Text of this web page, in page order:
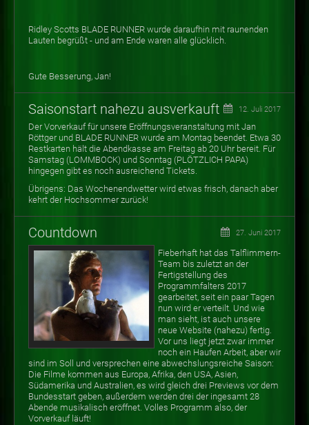
Ridley Scotts BLADE RUNNER wurde daraufhin mit raunenden
Lauten begrüßt - und am Ende waren alle glücklich.
Gute Besserung, Jan!
Saisonstart nahezu ausverkauft 12. Juli 2017
Der Vorverkauf für unsere Eröffnungsveranstaltung mit Jan
Röttger und BLADE RUNNER wurde am Montag beendet. Etwa 30
Restkarten hält die Abendkasse am Freitag ab 20 Uhr bereit. Für
Samstag (LOMMBOCK) und Sonntag (PLÖTZLICH PAPA)
hingegen gibt es noch ausreichend Tickets.
Übrigens: Das Wochenendwetter wird etwas frisch, danach aber
kehrt der Hochsommer zurück!
Countdown 27. Juni 2017
Fieberhaft hat das Talflimmern-
Team bis zuletzt an der
Fertigstellung des
Programmfalters 2017
gearbeitet, seit ein paar Tagen
nun wird er verteilt. Und wie
man sieht, ist auch unsere
neue Website (nahezu) fertig.
Vor uns liegt jetzt zwar immer
noch ein Haufen Arbeit, aber wir
sind im Soll und versprechen eine abwechslungsreiche Saison:
Die Filme kommen aus Europa, Afrika, den USA, Asien,
Südamerika und Australien, es wird gleich drei Previews vor dem
Bundesstart geben, außerdem werden drei der ingesamt 28
Abende musikalisch eröffnet. Volles Programm also, der
Vorverkauf läuft!